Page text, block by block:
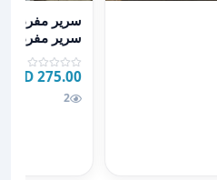
معيشه
سرير مفرد
سرير مفرد
275.00 JOD
2